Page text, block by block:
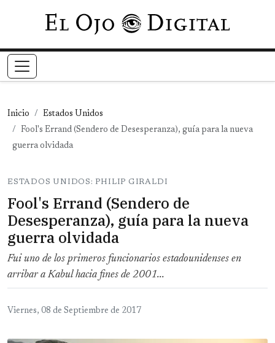
Pasar al contenido principal
Inicio
Estados Unidos
Fool's Errand (Sendero de Desesperanza), guía para la nueva
guerra olvidada
ESTADOS UNIDOS: PHILIP GIRALDI
Fool's Errand (Sendero de
Desesperanza), guía para la nueva
guerra olvidada
Fui uno de los primeros funcionarios estadounidenses en
arribar a Kabul hacia fines de 2001...
Viernes, 08 de Septiembre de 2017